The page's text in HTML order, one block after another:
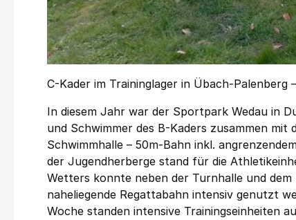
C-Kader im Traininglager in Übach-Palenberg
In diesem Jahr war der Sportpark Wedau in
und Schwimmer des B-Kaders zusammen
Schwimmhalle – 50m-Bahn inkl.
der Jugendherberge stand für die
Wetters konnte neben der Turnhalle und
naheliegende Regattabahn intensiv genutzt
Woche standen intensive Trainingseinheiten